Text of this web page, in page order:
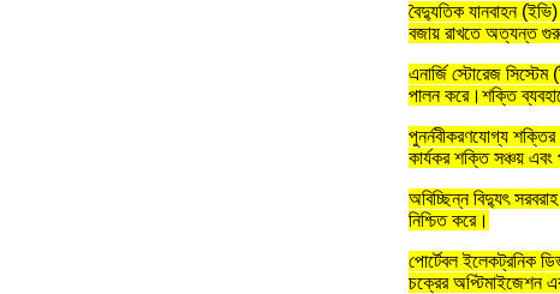
বৈদ্যুতিক যানবাহন (ইভি)
বজায় রাখতে অত্যন্ত
এনার্জি স্টোরেজ
পালন করে।শক্তি
পুনর্নবীকরণযোগ্য শক্তির
কার্যকর শক্তি সঞ্চয়
অবিচ্ছিন্ন বিদ্যুৎ
নিশ্চিত করে।
পোর্টেবল ইলেকট্রনিক
চক্রের অপ্টিমাইজেশন